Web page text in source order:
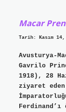
Macar
Tarih: Kasım 14,
Avusturya-
Gavrilo
1918), 28
ziyaret eden